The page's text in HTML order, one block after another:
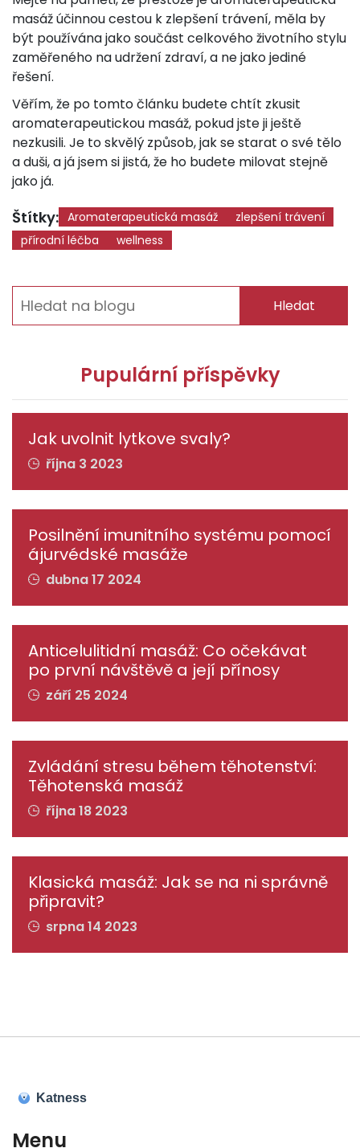
masáž účinnou cestou k zlepšení trávení, měla by
být používána jako součást celkového životního stylu
zaměřeného na udržení zdraví, a ne jako jediné
řešení.
Věřím, že po tomto článku budete chtít zkusit
aromaterapeutickou masáž, pokud jste ji ještě
nezkusili. Je to skvělý způsob, jak se starat o své tělo
a duši, a já jsem si jistá, že ho budete milovat stejně
jako já.
Štítky: Aromaterapeutická masáž
zlepšení trávení
přírodní léčba
wellness
Hledat
Pupulární příspěvky
Jak uvolnit lytkove svaly?
října 3 2023
Posilnění imunitního systému pomocí
ájurvédské masáže
dubna 17 2024
Anticelulitidní masáž: Co očekávat
po první návštěvě a její přínosy
září 25 2024
Zvládání stresu během těhotenství:
Těhotenská masáž
října 18 2023
Klasická masáž: Jak se na ni správně
připravit?
srpna 14 2023
Menu